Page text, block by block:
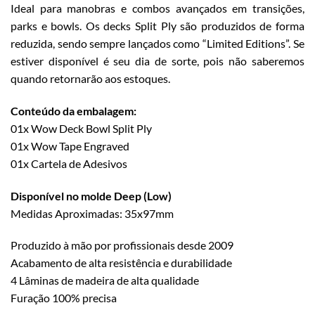
Ideal para manobras e combos avançados em transições,
parks e bowls. Os decks Split Ply são produzidos de forma
reduzida, sendo sempre lançados como “Limited Editions”. Se
estiver disponível é seu dia de sorte, pois não saberemos
quando retornarão aos estoques.
Conteúdo da embalagem:
01x Wow Deck Bowl Split Ply
01x Wow Tape Engraved
01x Cartela de Adesivos
Disponível no molde Deep (Low)
Medidas Aproximadas: 35x97mm
Produzido à mão por profissionais desde 2009
Acabamento de alta resistência e durabilidade
4 Lâminas de madeira de alta qualidade
Furação 100% precisa